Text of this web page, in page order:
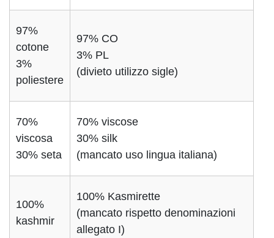
97%
cotone
3%
poliestere
97% CO
3% PL
(divieto utilizzo sigle)
70%
viscosa
30% seta
70% viscose
30% silk
(mancato uso lingua italiana)
100%
kashmir
100% Kasmirette
(mancato rispetto denominazioni
allegato I)